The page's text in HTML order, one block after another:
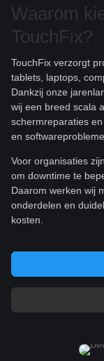
Waarom
TouchFix?
TouchFix verzorgt
tablets, laptops,
Dankzij onze
wij een breed scala
schermreparaties
en
Voor organisaties
om downtime te
Daarom werken wij
onderdelen en
kosten.